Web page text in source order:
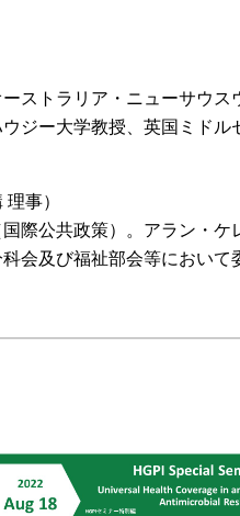
トラリア・ニューサウス
ジー大学教授、英国ミド
事）
際公共政策）。アラン・
会及び福祉部会等において